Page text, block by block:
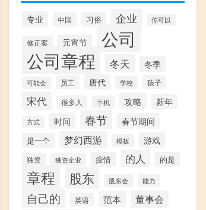
专业 中国 习俗 企业 你可以
修正案 元宵节 公司
公司章程 冬天 冬季
可能会 员工 唐代 学校 孩子
宋代 很多人 手机 攻略 新年
方式 时间 春节 春节期间
是一个 梦幻西游 模板 游戏
独资 独资企业 疫情 的人 的是
章程 股东 股东会 能力
自己的 英语 范本 董事会